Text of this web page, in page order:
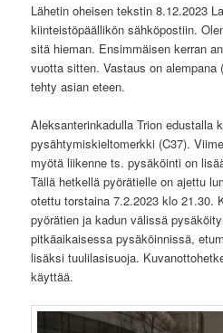
Lähetin oheisen tekstin 8.12.2023
kiinteistöpäällikön sähköpostiin.
sitä hieman. Ensimmäisen kerran
vuotta sitten. Vastaus on alempana
tehty asian eteen.
Aleksanterinkadulla Trion edustalla
pysähtymiskieltomerkki (C37).
myötä liikenne ts. pysäköinti on
Tällä hetkellä pyörätielle on ajettu
otettu torstaina 7.2.2023 klo 21.30.
pyörätien ja kadun välissä
pitkäaikaisessa pysäköinnissä,
lisäksi tuulilasisuoja.
käyttää.